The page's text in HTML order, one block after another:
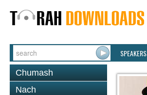
SPEAKERS
Chumash
Nach